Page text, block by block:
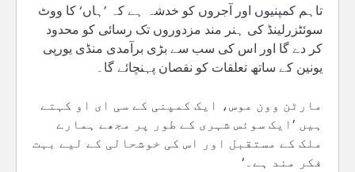
تاہم کمپنیوں اور آجروں کو خدشہ ہے کہ ’ہاں‘ کا ووٹ
سوئٹزرلینڈ کی ہنر مند مزدوروں تک رسائی کو محدود
کر دے گا اور اس کی سب سے بڑی برآمدی منڈی یورپی
یونین کے ساتھ تعلقات کو نقصان پہنچائے گا۔
مارٹن وون موس، ایک کمپنی کے سی ای او کہتے
ہیں ’ایک سوئس شہری کے طور پر مجھے ہمارے
ملک کے مستقبل اور اس کی خوشحالی کے لیے بہت
فکر مند ہے۔‘